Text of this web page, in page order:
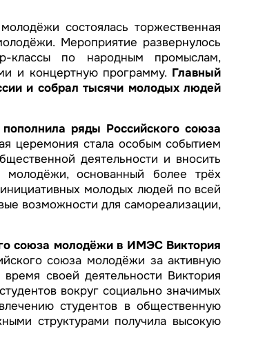
состоялась торжественная
Мероприятие развернулось
классы по народным промыслам,
и концертную программу. Главный
и собрал тысячи молодых людей
ряды Российского союза
церемония стала особым событием
деятельности и вносить
основанный более трёх
молодых людей по всей
возможности для самореализации,
союза молодёжи в ИМЭС Виктория
союза молодёжи за активную
своей деятельности Виктория
вокруг социально значимых
студентов в общественную
структурами получила высокую